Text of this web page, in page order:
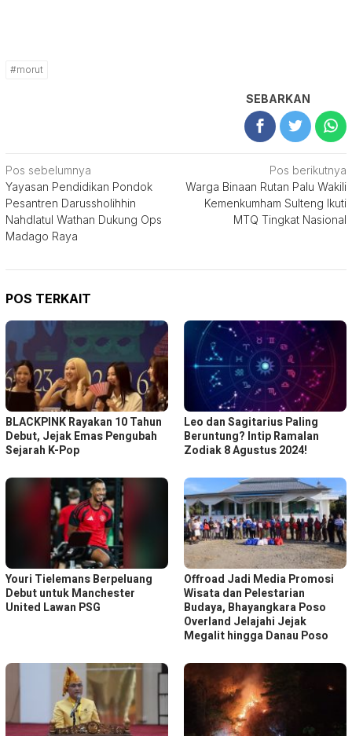
#morut
SEBARKAN
Navigasi
pos
Pos sebelumnya
Yayasan Pendidikan Pondok
Pesantren Darussholihhin
Nahdlatul Wathan Dukung Ops
Madago Raya
Pos berikutnya
Warga Binaan Rutan Palu Wakili
Kemenkumham Sulteng Ikuti
MTQ Tingkat Nasional
POS TERKAIT
BLACKPINK Rayakan 10 Tahun
Debut, Jejak Emas Pengubah
Sejarah K-Pop
Leo dan Sagitarius Paling
Beruntung? Intip Ramalan
Zodiak 8 Agustus 2024!
Youri Tielemans Berpeluang
Debut untuk Manchester
United Lawan PSG
Offroad Jadi Media Promosi
Wisata dan Pelestarian
Budaya, Bhayangkara Poso
Overland Jelajahi Jejak
Megalit hingga Danau Poso